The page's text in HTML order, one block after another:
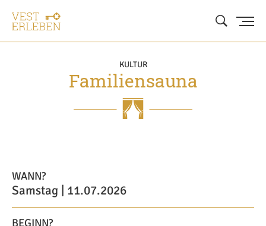
KULTUR
Familiensauna
WANN?
Samstag | 11.07.2026
BEGINN?